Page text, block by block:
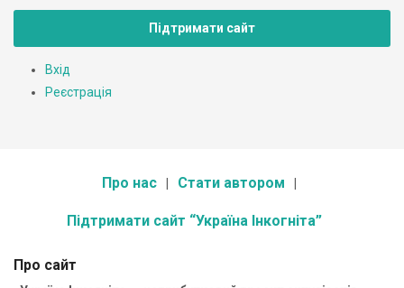
Підтримати сайт
Вхід
Реєстрація
Про нас Стати автором
Підтримати сайт “Україна Інкогніта”
Про сайт